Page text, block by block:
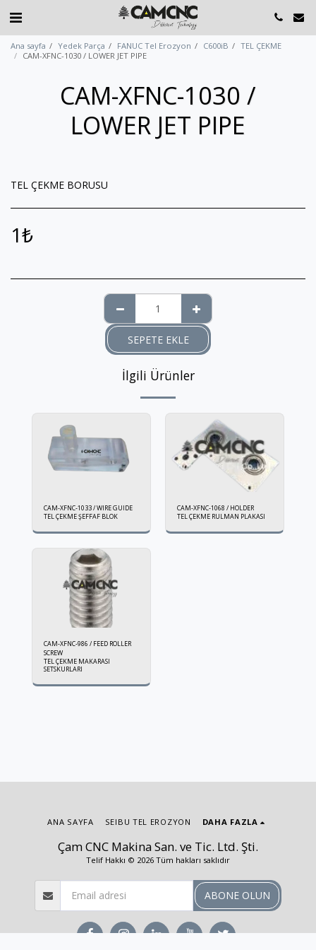
Ana sayfa Yedek Parça FANUC Tel Erozyon C600iB
TEL ÇEKME
CAM-XFNC-1030 / LOWER JET PIPE
CAM-XFNC-1030 /
LOWER JET PIPE
TEL ÇEKME BORUSU
1₺
SEPETE EKLE
İlgili Ürünler
CAM-XFNC-1033 / WIRE GUIDE
TEL ÇEKME ŞEFFAF BLOK
CAM-XFNC-1068 / HOLDER
TEL ÇEKME RULMAN PLAKASI
CAM-XFNC-986 / FEED ROLLER
SCREW
TEL ÇEKME MAKARASI
SETSKURLARI
Çam CNC Makina San. ve Tic. Ltd. Şti.
Telif Hakkı © 2026 Tüm hakları saklıdır
ANA SAYFA SEIBU TEL EROZYON DAHA FAZLA
ABONE OLUN